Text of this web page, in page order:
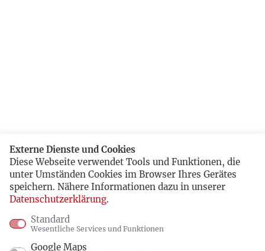
Externe Dienste und Cookies
Diese Webseite verwendet Tools und Funktionen, die
unter Umständen Cookies im Browser Ihres Gerätes
speichern. Nähere Informationen dazu in unserer
Datenschutzerklärung.
Standard
Wesentliche Services und Funktionen
Google Maps